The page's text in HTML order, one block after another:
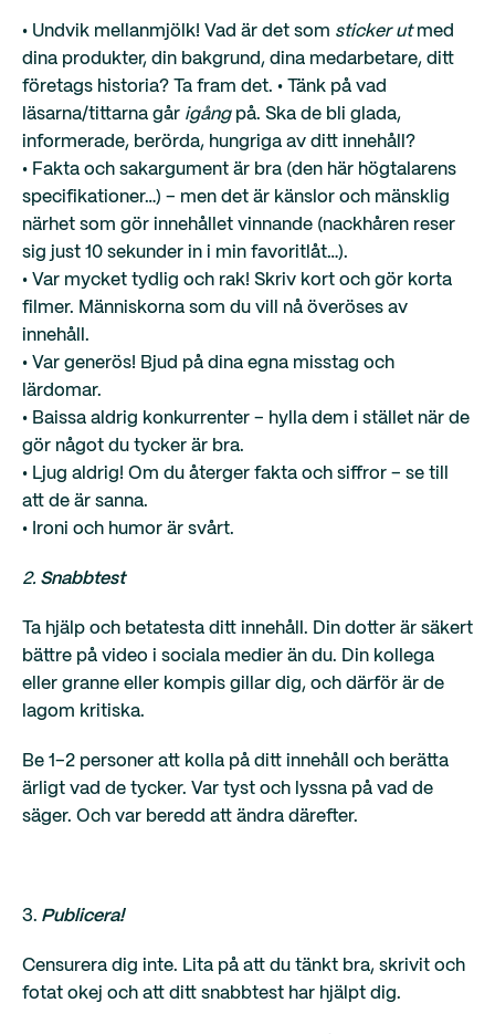
• Undvik mellanmjölk! Vad är det som sticker ut med
dina produkter, din bakgrund, dina medarbetare, ditt
företags historia? Ta fram det. • Tänk på vad
läsarna/tittarna går igång på. Ska de bli glada,
informerade, berörda, hungriga av ditt innehåll?
• Fakta och sakargument är bra (den här högtalarens
specifikationer…) – men det är känslor och mänsklig
närhet som gör innehållet vinnande (nackhåren reser
sig just 10 sekunder in i min favoritlåt…).
• Var mycket tydlig och rak! Skriv kort och gör korta
filmer. Människorna som du vill nå överöses av
innehåll.
• Var generös! Bjud på dina egna misstag och
lärdomar.
• Baissa aldrig konkurrenter – hylla dem i stället när de
gör något du tycker är bra.
• Ljug aldrig! Om du återger fakta och siffror – se till
att de är sanna.
• Ironi och humor är svårt.
2. Snabbtest
Ta hjälp och betatesta ditt innehåll. Din dotter är säkert
bättre på video i sociala medier än du. Din kollega
eller granne eller kompis gillar dig, och därför är de
lagom kritiska.
Be 1–2 personer att kolla på ditt innehåll och berätta
ärligt vad de tycker. Var tyst och lyssna på vad de
säger. Och var beredd att ändra därefter.
3. Publicera!
Censurera dig inte. Lita på att du tänkt bra, skrivit och
fotat okej och att ditt snabbtest har hjälpt dig.